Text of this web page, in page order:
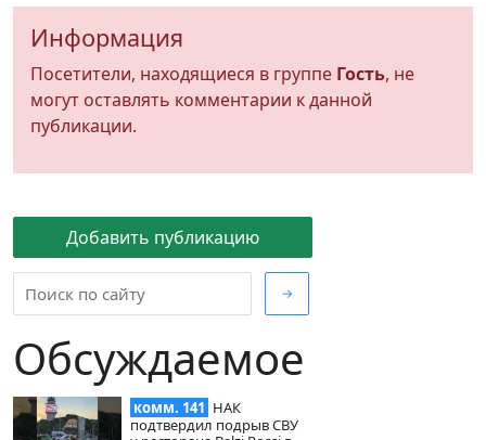
Добавить публикацию
→
Обсуждаемое
комм. 141 НАК
подтвердил подрыв СВУ
Информация
Посетители, находящиеся в группе Гость, не
могут оставлять комментарии к данной
публикации.